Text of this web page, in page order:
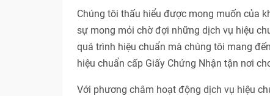
Chúng tôi thấu hiểu được mong muốn của
sự mong mỏi chờ đợi những dịch vụ hiệu
quá trình hiệu chuẩn mà chúng tôi mang
hiệu chuẩn cấp Giấy Chứng Nhận tận nơi
Với phương châm hoạt động dịch vụ hiệu